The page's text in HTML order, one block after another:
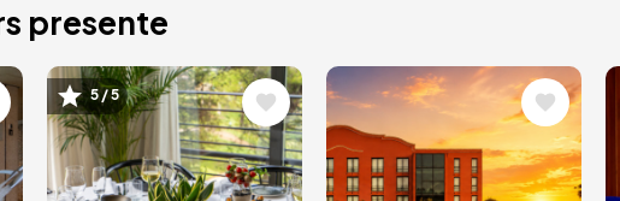
presente
Imagem
5 / 5 Imagem